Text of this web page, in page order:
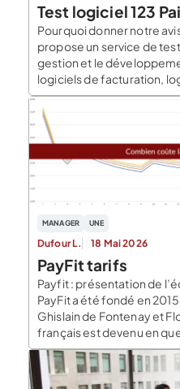
Test logiciel 123
Pourquoi donner notre
propose un service de
gestion et le
logiciels de facturation,
comptabilité
plus en plus performants
petites entreprises (outils
tarifs […]
MANAGER UNE
Dufour L. 18 Mai 2026
PayFit tarifs
Payfit : présentation de
PayFit a été fondé en
Ghislain de Fontenay et
français est devenu en
référence du marché des
pour les TPE et PME. En
de 16 000 […]